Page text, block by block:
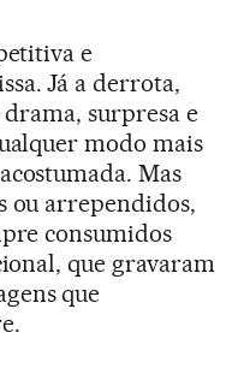
e
Já a derrota,
surpresa e
modo mais
Mas
ou arrependidos,
consumidos
que gravaram
que